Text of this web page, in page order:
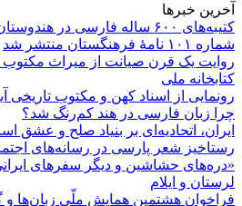
آخرین خبرها
کتیبه‌های ۶۰۰ ساله فارسی در هندوستان
شماره ۱۰۱ نامۀ فرهنگستان منتشر شد
روایت یک قرن صیانت از میراث مکتوب
کتابخانه ملی
رونمایی از اسناد کهن و مکتوب تاریخی
چرا زبان فارسی در هند کم‌رنگ شد؟
ایران، اتحادیه‌ای بر بنیاد صلح و عشق
رستاخیز شعر پارسی در رسانه‌های
«دره‌های حشاشین و دیگر سفرهای
لرستان و ایلام
فراخوان هشتمین همایش ملّی زبان‌ها و